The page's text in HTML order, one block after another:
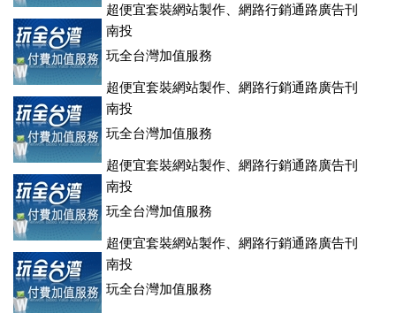
超便宜套裝網站製作、網路行銷通路廣告刊
登、訂房系統、客房委託旅行社銷售，全面優惠中....
南投
玩全台灣加值服務
超便宜套裝網站製作、網路行銷通路廣告刊
登、訂房系統、客房委託旅行社銷售，全面優惠中....
南投
玩全台灣加值服務
超便宜套裝網站製作、網路行銷通路廣告刊
登、訂房系統、客房委託旅行社銷售，全面優惠中....
南投
玩全台灣加值服務
超便宜套裝網站製作、網路行銷通路廣告刊
登、訂房系統、客房委託旅行社銷售，全面優惠中....
南投
玩全台灣加值服務